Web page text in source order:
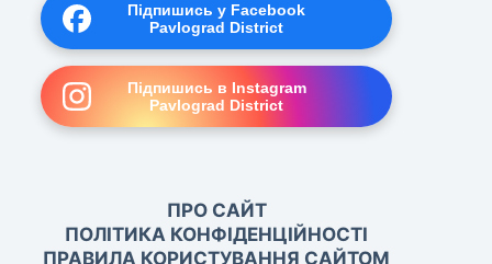
Підпишись у Facebook
Pavlograd District
Підпишись в Instagram
Pavlograd District
ПРО САЙТ
ПОЛІТИКА КОНФІДЕНЦІЙНОСТІ
ПРАВИЛА КОРИСТУВАННЯ САЙТОМ